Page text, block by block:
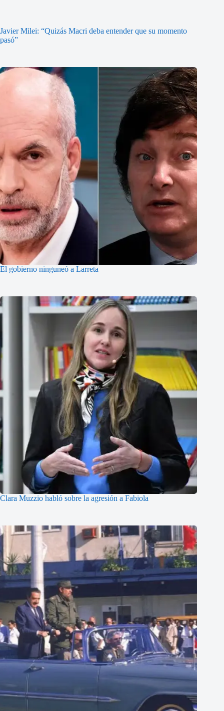
Javier Milei: “Quizás Macri deba entender que su momento
pasó”
El gobierno ninguneó a Larreta
Clara Muzzio habló sobre la agresión a Fabiola